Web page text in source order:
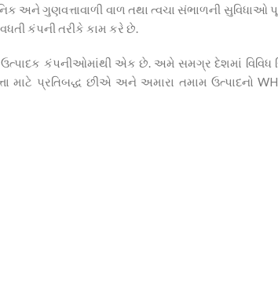
ગુણવત્તાવાળી વાળ તથા ત્વચા સંભાળની સુવિધાઓ
કંપની તરીકે કામ કરે છે.
કંપનીઓમાંથી એક છે. અમે સમગ્ર દેશમાં વિવિધ
પ્રતિબદ્ધ છીએ અને અમારા તમામ ઉત્પાદનો